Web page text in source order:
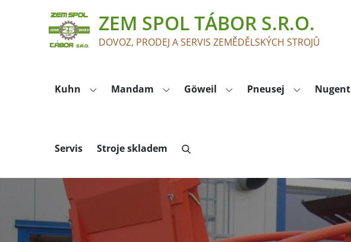
ZEM SPOL TÁBOR S.R.O.
DOVOZ, PRODEJ A SERVIS ZEMĚDĚLSKÝCH STROJŮ
Kuhn Mandam Göweil Pneusej Nugent
Servis Stroje skladem